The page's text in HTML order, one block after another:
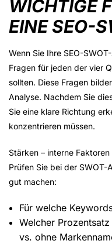
WICHTIGE
EINE SEO-
Wenn Sie Ihre SEO-
Fragen für jeden der vier
sollten. Diese Fragen
Analyse. Nachdem Sie
Sie eine klare Richtung
konzentrieren müssen.
Stärken – interne Faktoren
Prüfen Sie bei der
gut machen:
Für welche
Welcher
vs. ohne